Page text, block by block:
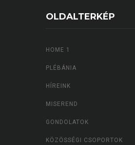
OLDALTERKÉP
HOME 1
PLÉBÁNIA
HÍREINK
MISEREND
GONDOLATOK
KÖZÖSSÉGI CSOPORTOK